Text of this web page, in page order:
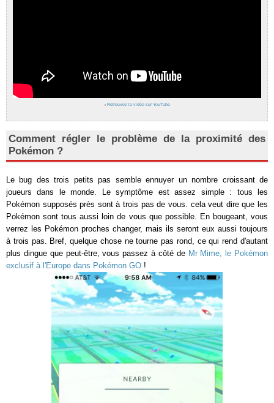
› Retrouvez la vidéo sur YouTube
Comment régler le problème de la proximité des
Pokémon ?
Le bug des trois petits pas semble ennuyer un nombre croissant de
joueurs dans le monde. Le symptôme est assez simple : tous les
Pokémon supposés près sont à trois pas de vous. cela veut dire que les
Pokémon sont tous aussi loin de vous que possible. En bougeant, vous
verrez les Pokémon proches changer, mais ils seront eux aussi toujours
à trois pas. Bref, quelque chose ne tourne pas rond, ce qui rend d'autant
plus dingue que peut-être, vous passez à côté de Mr Mime, le Pokémon
exclusif à l'Europe dans Pokémon GO !